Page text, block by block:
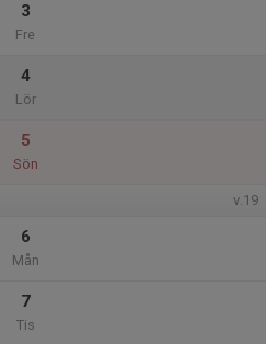
3
Fre
4
Lör
5
Sön
v.19
6
Mån
7
Tis